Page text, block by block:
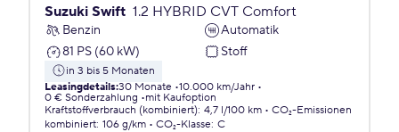
Suzuki Swift 1.2 HYBRID CVT Comfort
Benzin
Automatik
81 PS (60 kW)
Stoff
in 3 bis 5 Monaten
Leasingdetails:30 Monate 10.000 km/Jahr
0 € Sonderzahlung
mit Kaufoption
Kraftstoffverbrauch (kombiniert): 4,7 l/100 km
CO₂-Emissionen
kombiniert: 106 g/km CO₂-Klasse: C